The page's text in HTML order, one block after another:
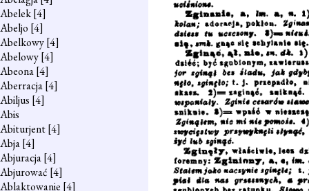
Abelek[4]
Abeljo [4]
Abelkowy[4]
Abelowy[4]
Abeona[4]
Aberracja[4]
Abiljus [4]
Abis
Abiturjent[4]
Abja[4]
Abjuracja[4]
Abjurować [4]
Ablaktowanie [4]